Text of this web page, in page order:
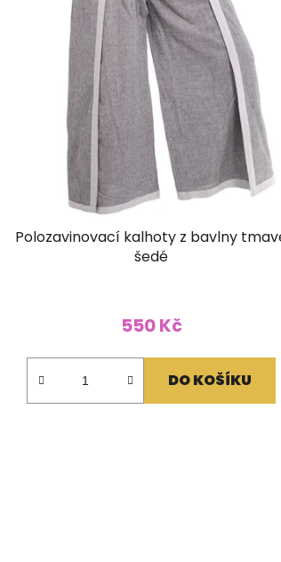
Polozavinovací kalhoty z bavlny
šedé
550 Kč
DO KOŠÍKU